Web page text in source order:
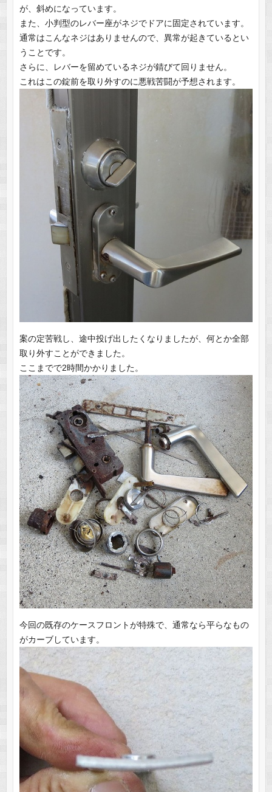
が、斜めになっています。
また、小判型のレバー座がネジでドアに固定されています。
通常はこんなネジはありませんので、異常が起きているとい
うことです。
さらに、レバーを留めているネジが錆びて回りません。
これはこの錠前を取り外すのに悪戦苦闘が予想されます。
案の定苦戦し、途中投げ出したくなりましたが、何とか全部
取り外すことができました。
ここまでで2時間かかりました。
今回の既存のケースフロントが特殊で、通常なら平らなもの
がカーブしています。